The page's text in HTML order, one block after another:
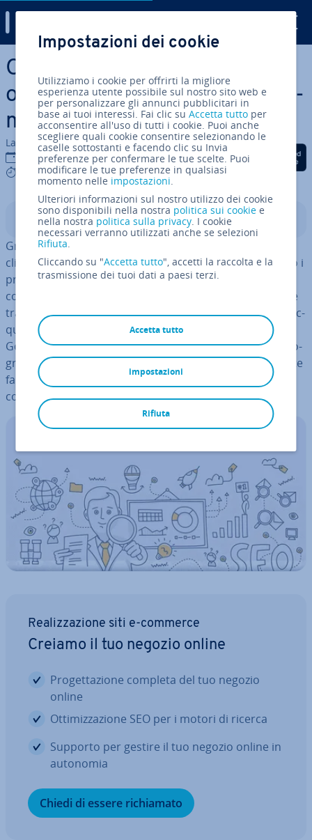
Vai al contenuto prin­ci­pa­le
Ot­ti­miz­za­re un negozio
online: mi­glio­ra­re il po­si­zio­na­
men­to su Google con il SEO
La redazione di IONOS
04 feb 2019
6 mins
Condividi via Facebook
Condividi via Twitter
Condividi via
Indice
Grazie a un’ot­ti­miz­za­zio­ne SEO è possibile ampliare la
clientela di un e-commerce, poiché molti utenti cercano i
prodotti de­si­de­ra­ti su Google e altri motori di ricerca
come Bing e Yahoo. Quanto più la vostra offerta appare
tra i primi risultati di ricerca, tanto più è facile attirare ac­
qui­ren­ti. Per ot­ti­miz­za­re il vostro negozio online su
Google, non vi servono né co­no­scen­ze par­ti­co­la­ri di pro­
gram­ma­zio­ne né di marketing. Vi sveliamo a cosa dovete
fare at­ten­zio­ne per mi­glio­ra­re il vostro negozio online
con il SEO.
Rea­liz­za­zio­ne siti e-commerce
Creiamo il tuo negozio online
Pro­get­ta­zio­ne completa del tuo negozio
online
Ot­ti­miz­za­zio­ne SEO per i motori di ricerca
Supporto per gestire il tuo negozio online in
autonomia
Chiedi di essere ri­chia­ma­to
Impostazioni dei cookie
Utilizziamo i cookie per offrirti la migliore
esperienza utente possibile sul nostro sito web e
per personalizzare gli annunci pubblicitari in
base ai tuoi interessi. Fai clic suAccetta tutto per
acconsentire all'uso di tutti i cookie. Puoi anche
scegliere quali cookie consentire selezionando le
caselle sottostanti e facendo clic su Invia
preferenze per confermare le tue scelte. Puoi
modificare le tue preferenze in qualsiasi
momento nelle impostazioni.
Ulteriori informazioni sul nostro utilizzo dei cookie
sono disponibili nella nostra politica sui cookie e
nella nostra politica sulla privacy. I cookie
necessari verranno utilizzati anche se selezioni
Rifiuta.
Cliccando su "Accetta tutto", accetti la raccolta e la
trasmissione dei tuoi dati a paesi terzi.
Accetta tutto
Rifiuta
impostazioni